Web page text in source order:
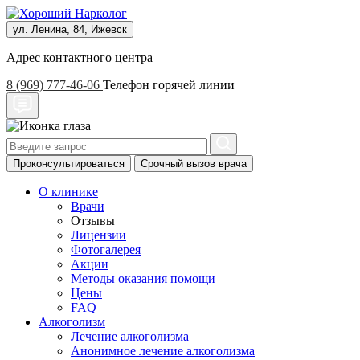
ул. Ленина, 84, Ижевск
Адрес контактного центра
8 (969) 777-46-06 Телефон горячей линии
Проконсультироваться Срочный вызов врача
О клинике
Врачи
Отзывы
Лицензии
Фотогалерея
Акции
Методы оказания помощи
Цены
FAQ
Алкоголизм
Лечение алкоголизма
Анонимное лечение алкоголизма